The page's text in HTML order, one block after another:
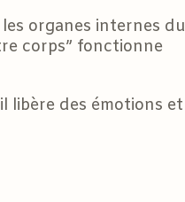
organes internes du
corps” fonctionne
libère des émotions et